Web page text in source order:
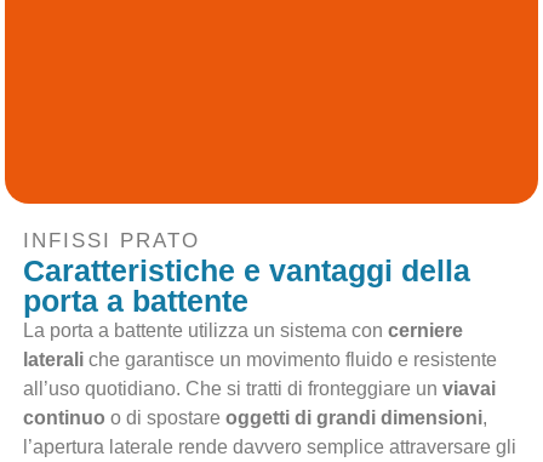
INFISSI PRATO
Caratteristiche e vantaggi della
porta a battente
La porta a battente utilizza un sistema con cerniere
lateraliche garantisce un movimento fluido e resistente
all’uso quotidiano. Che si tratti di fronteggiare un viavai
continuo o di spostare oggetti di grandi dimensioni,
l’apertura laterale rende davvero semplice attraversare gli